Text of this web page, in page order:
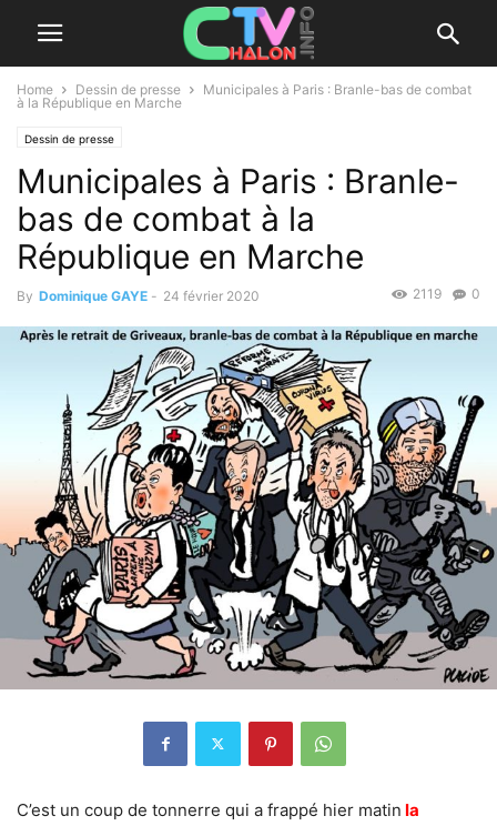
Home Dessin de presse
Municipales à Paris : Branle-bas de combat
à la République en Marche
Dessin de presse
Municipales à Paris : Branle-
bas de combat à la
République en Marche
By Dominique GAYE - 24 février 2020 0
2119
C’est un coup de tonnerre qui a frappé hier matin la